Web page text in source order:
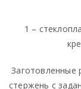
1 –
Заготовленные
стержень с